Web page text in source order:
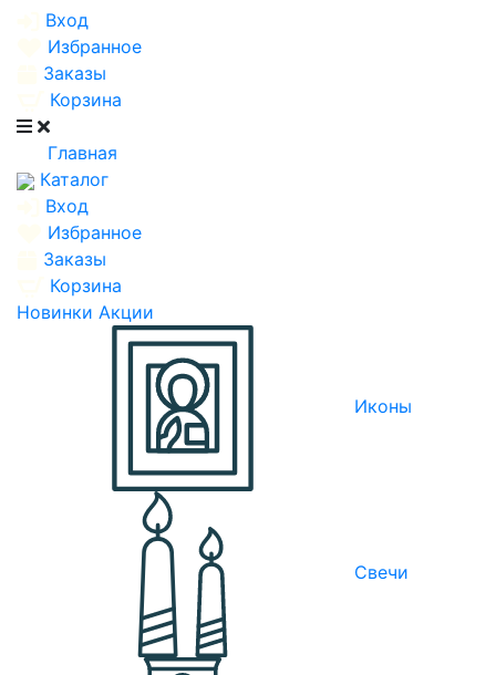
Вход
Избранное
Заказы
Корзина
Главная
Каталог
Вход
Избранное
Заказы
Корзина
Новинки Акции
Иконы
Свечи